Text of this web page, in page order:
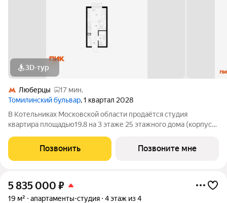
3D-тур
Люберцы
17 мин.
Томилинский бульвар, 1 квартал 2028
В Котельниках Московской области продаётся студия
квартира площадью19.8 на 3 этаже 25 этажного дома (корпус
расположение 20 минут пешком до станции метро
«Котельники» и 10 минут на машине до
Позвонить Позвоните мне
5 835 000 ₽
19 м² апартаменты-студия 4 этаж из 4